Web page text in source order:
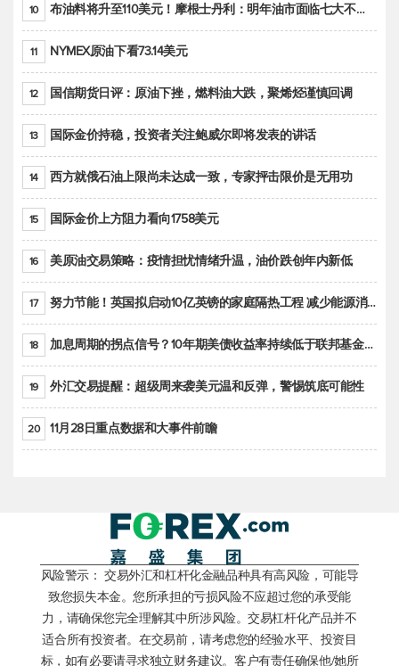
10 布油料将升至110美元！摩根士丹利：明年油市面临七大不确定性
11 NYMEX原油下看73.14美元
12 国信期货日评：原油下挫，燃料油大跌，聚烯烃谨慎回调
13 国际金价持稳，投资者关注鲍威尔即将发表的讲话
14 西方就俄石油上限尚未达成一致，专家抨击限价是无用功
15 国际金价上方阻力看向1758美元
16 美原油交易策略：疫情担忧情绪升温，油价跌创年内新低
17 努力节能！英国拟启动10亿英镑的家庭隔热工程 减少能源消耗
18 加息周期的拐点信号？10年期美债收益率持续低于联邦基金利率目标区间
19 外汇交易提醒：超级周来袭美元温和反弹，警惕筑底可能性
20 11月28日重点数据和大事件前瞻
风险警示： 交易外汇和杠杆化金融品种具有高风险，可能导
致您损失本金。您所承担的亏损风险不应超过您的承受能
力，请确保您完全理解其中所涉风险。交易杠杆化产品并不
适合所有投资者。在交易前，请考虑您的经验水平、投资目
标，如有必要请寻求独立财务建议。客户有责任确保他/她所